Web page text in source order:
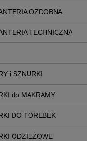
OZDOBNA
TECHNICZNA
i SZNURKI
do MAKRAMY
DO TOREBEK
ODZIEŻOWE